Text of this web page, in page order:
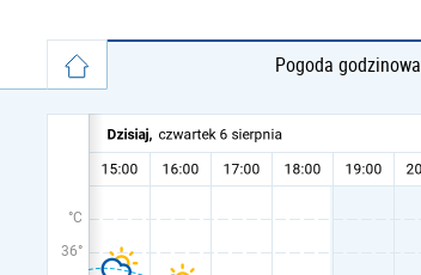
Pogoda godzinowa
°C
36°